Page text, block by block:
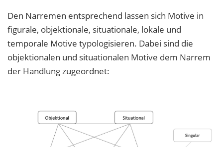
Den Narremen entsprechend lassen sich Motive in
figurale, objektionale, situationale, lokale und
temporale Motive typologisieren. Dabei sind die
objektionalen und situationalen Motive dem Narrem
der Handlung zugeordnet: